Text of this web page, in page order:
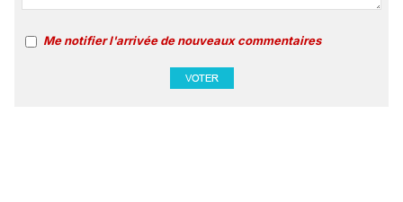
Me notifier l'arrivée de nouveaux commentaires